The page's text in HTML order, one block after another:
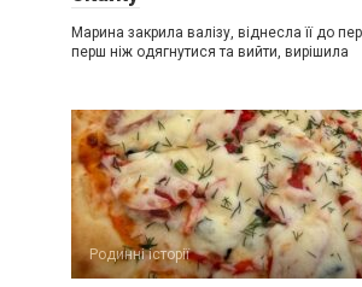
Марина закрила валізу, віднесла її до
перш ніж одягнутися та вийти, вирішила
Родинні історії